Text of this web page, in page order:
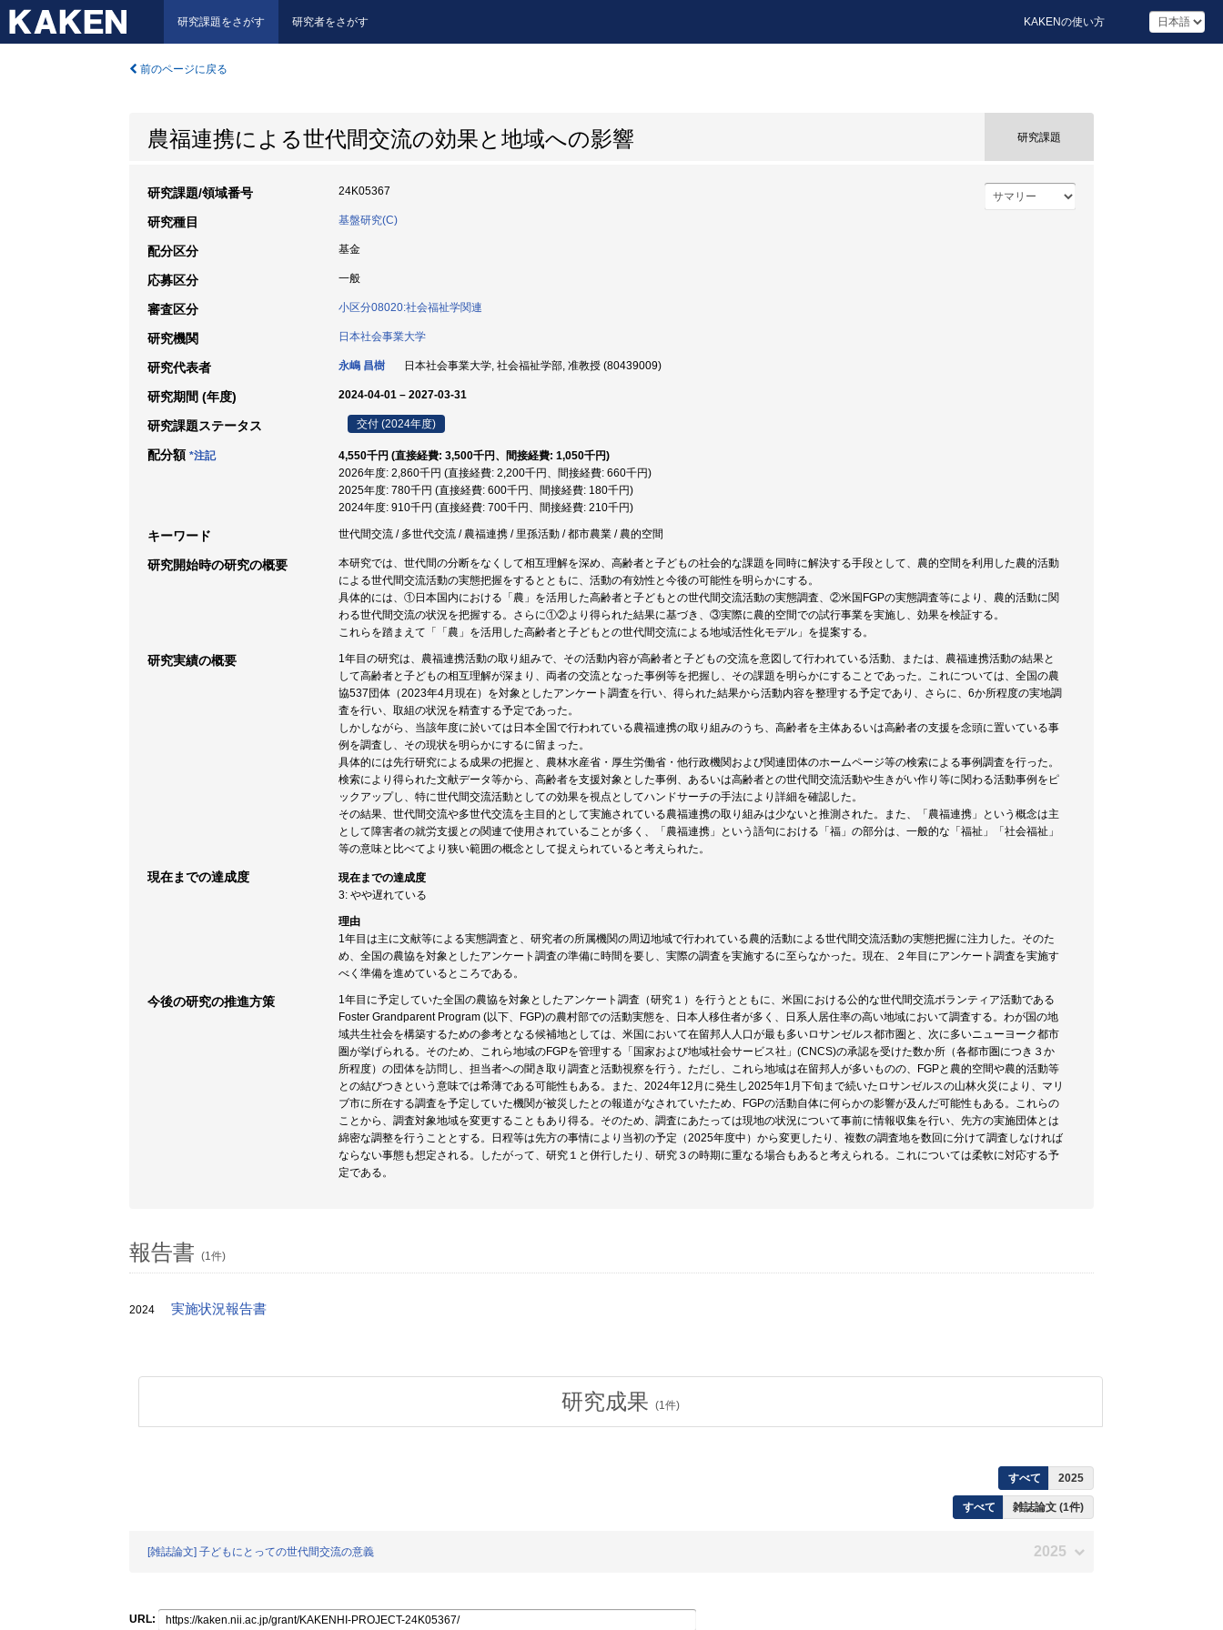
研究課題をさがす 研究者をさがす KAKENの使い方
前のページに戻る
農福連携による世代間交流の効果と地域への影響 研究課題
研究課題/領域番号 24K05367
研究種目 基盤研究(C)
配分区分 基金
応募区分 一般
審査区分 小区分08020:社会福祉学関連
研究機関 日本社会事業大学
研究代表者 永嶋 昌樹 日本社会事業大学, 社会福祉学部, 准教授 (80439009)
研究期間 (年度) 2024-04-01 – 2027-03-31
研究課題ステータス 交付 (2024年度)
配分額 *注記
4,550千円 (直接経費: 3,500千円、間接経費: 1,050千円)
2026年度: 2,860千円 (直接経費: 2,200千円、間接経費: 660千円)
2025年度: 780千円 (直接経費: 600千円、間接経費: 180千円)
2024年度: 910千円 (直接経費: 700千円、間接経費: 210千円)
キーワード 世代間交流 / 多世代交流 / 農福連携 / 里孫活動 / 都市農業 / 農的空間
研究開始時の研究の概要
本研究では、世代間の分断をなくして相互理解を深め、高齢者と子どもの社会的な課題を同時に解決する手段として、農的空間を利用した農的活動
による世代間交流活動の実態把握をするとともに、活動の有効性と今後の可能性を明らかにする。
具体的には、①日本国内における「農」を活用した高齢者と子どもとの世代間交流活動の実態調査、②米国FGPの実態調査等により、農的活動に関
わる世代間交流の状況を把握する。さらに①②より得られた結果に基づき、③実際に農的空間での試行事業を実施し、効果を検証する。
これらを踏まえて「「農」を活用した高齢者と子どもとの世代間交流による地域活性化モデル」を提案する。
研究実績の概要
1年目の研究は、農福連携活動の取り組みで、その活動内容が高齢者と子どもの交流を意図して行われている活動、または、農福連携活動の結果と
して高齢者と子どもの相互理解が深まり、両者の交流となった事例等を把握し、その課題を明らかにすることであった。これについては、全国の農
協537団体（2023年4月現在）を対象としたアンケート調査を行い、得られた結果から活動内容を整理する予定であり、さらに、6か所程度の実地調
査を行い、取組の状況を精査する予定であった。
しかしながら、当該年度に於いては日本全国で行われている農福連携の取り組みのうち、高齢者を主体あるいは高齢者の支援を念頭に置いている事
例を調査し、その現状を明らかにするに留まった。
具体的には先行研究による成果の把握と、農林水産省・厚生労働省・他行政機関および関連団体のホームページ等の検索による事例調査を行った。
検索により得られた文献データ等から、高齢者を支援対象とした事例、あるいは高齢者との世代間交流活動や生きがい作り等に関わる活動事例をピ
ックアップし、特に世代間交流活動としての効果を視点としてハンドサーチの手法により詳細を確認した。
その結果、世代間交流や多世代交流を主目的として実施されている農福連携の取り組みは少ないと推測された。また、「農福連携」という概念は主
として障害者の就労支援との関連で使用されていることが多く、「農福連携」という語句における「福」の部分は、一般的な「福祉」「社会福祉」
等の意味と比べてより狭い範囲の概念として捉えられていると考えられた。
現在までの達成度
現在までの達成度
3: やや遅れている
理由
1年目は主に文献等による実態調査と、研究者の所属機関の周辺地域で行われている農的活動による世代間交流活動の実態把握に注力した。そのた
め、全国の農協を対象としたアンケート調査の準備に時間を要し、実際の調査を実施するに至らなかった。現在、２年目にアンケート調査を実施す
べく準備を進めているところである。
今後の研究の推進方策
1年目に予定していた全国の農協を対象としたアンケート調査（研究１）を行うとともに、米国における公的な世代間交流ボランティア活動である
Foster Grandparent Program (以下、FGP)の農村部での活動実態を、日本人移住者が多く、日系人居住率の高い地域において調査する。わが国の地
域共生社会を構築するための参考となる候補地としては、米国において在留邦人人口が最も多いロサンゼルス都市圏と、次に多いニューヨーク都市
圏が挙げられる。そのため、これら地域のFGPを管理する「国家および地域社会サービス社」(CNCS)の承認を受けた数か所（各都市圏につき３か
所程度）の団体を訪問し、担当者への聞き取り調査と活動視察を行う。ただし、これら地域は在留邦人が多いものの、FGPと農的空間や農的活動等
との結びつきという意味では希薄である可能性もある。また、2024年12月に発生し2025年1月下旬まで続いたロサンゼルスの山林火災により、マリ
ブ市に所在する調査を予定していた機関が被災したとの報道がなされていたため、FGPの活動自体に何らかの影響が及んだ可能性もある。これらの
ことから、調査対象地域を変更することもあり得る。そのため、調査にあたっては現地の状況について事前に情報収集を行い、先方の実施団体とは
綿密な調整を行うこととする。日程等は先方の事情により当初の予定（2025年度中）から変更したり、複数の調査地を数回に分けて調査しなければ
ならない事態も想定される。したがって、研究１と併行したり、研究３の時期に重なる場合もあると考えられる。これについては柔軟に対応する予
定である。
報告書 (1件)
2024 実施状況報告書
研究成果 (1件)
すべて 2025
すべて 雑誌論文 (1件)
[雑誌論文] 子どもにとっての世代間交流の意義 2025
URL: